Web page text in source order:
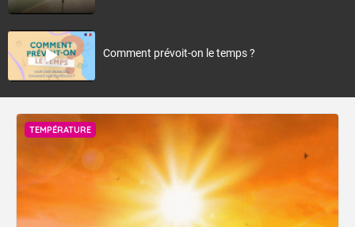
Comment prévoit-on le temps ?
TEMPÉRATURE